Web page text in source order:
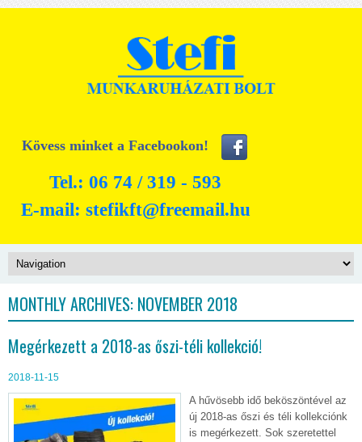
Kövess minket a Facebookon!
Tel.: 06 74 / 319 - 593
E-mail: stefikft@freemail.hu
MONTHLY ARCHIVES: NOVEMBER 2018
Megérkezett a 2018-as őszi-téli kollekció!
2018-11-15
A hűvösebb idő beköszöntével az
új 2018-as őszi és téli kollekciónk
is megérkezett. Sok szeretettel